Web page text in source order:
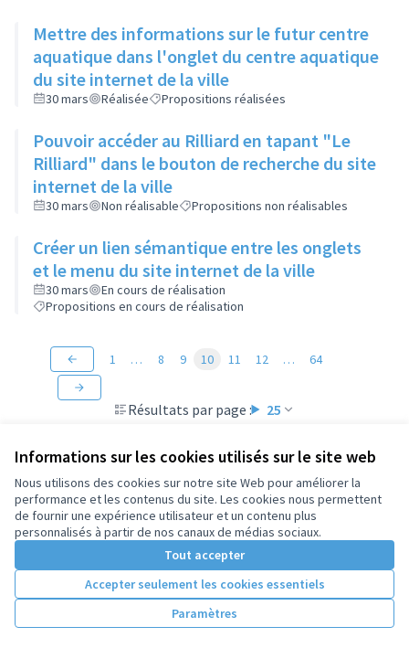
Informations sur les cookies utilisés sur le site web
Nous utilisons des cookies sur notre site Web pour améliorer la
performance et les contenus du site. Les cookies nous permettent
de fournir une expérience utilisateur et un contenu plus
personnalisés à partir de nos canaux de médias sociaux.
Tout accepter
Accepter seulement les cookies essentiels
Paramètres
Mettre des informations sur le futur centre
aquatique dans l'onglet du centre aquatique
du site internet de la ville
30 mars Réalisée Propositions réalisées
Pouvoir accéder au Rilliard en tapant "Le
Rilliard" dans le bouton de recherche du site
internet de la ville
30 mars Non réalisable Propositions non réalisables
Créer un lien sémantique entre les onglets
et le menu du site internet de la ville
30 mars
En cours de réalisation
Propositions en cours de réalisation
Résultats par page : 25
1 … 8 9 10 11 12 … 64
Conditions d'utilisation
Paramètres des cookies
(Lien externe)Open Source Politics
(Lien externe)
grâce au
Decidim
.
Licence
(Lien